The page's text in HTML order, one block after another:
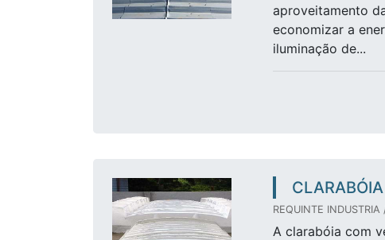
aproveitamento
economizar a
iluminação de...
REQUINTE
A clarabóia com